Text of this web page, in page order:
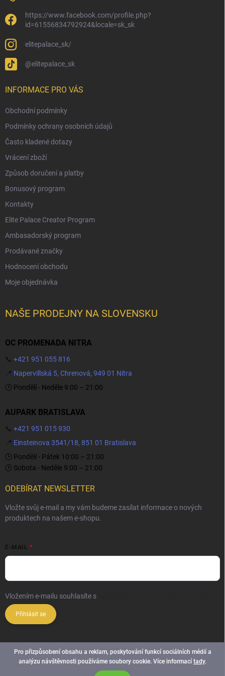
Pro přizpůsobení obsahu a reklam, poskytování funkcí sociálních médií a
analýzu návštěvnosti používáme soubory cookie. Více informacítady.
https://www.facebook.com/profile.php?
id=61556834792924&locale=sk_sk
elitepalace_sk/
@elitepalace_sk
INFORMACE PRO VÁS
Obchodní podmínky
Podmínky ochrany osobních údajů
Často kladené dotazy
Vrácení zboží
Způsob doručení a platby
Bonusový program
Kontakty
Elite Palace Creator Program
Ambasadorský program
Prodávané značky
Hodnocení obchodu
Moje objednávka
NAŠE PRODEJNY NA SLOVENSKU
OC PROMENADA NITRA
📞 +421 951 055 816
📍 Napervillská 5, Chrenová, 949 01 Nitra
🕒 Pondělí - Neděle 9:00 – 21:00
AUPARK BRATISLAVA
📞 +421 951 015 930
📍 Einsteinova 3541/18, 851 01 Bratislava
🕒 Pondělí - Pátek 10:00 – 21:00
🕒 Sobota - Neděle 9:00 – 21:00
ODEBÍRAT NEWSLETTER
Vložte svůj e-mail a my vám budeme zasílat informace o nových
produktech na našem e-shopu.
E-MAIL
Vložením e-mailu souhlasíte s
Přihlásit se
Copyright 2026Elite Palace. Všechna práva vyhrazena.